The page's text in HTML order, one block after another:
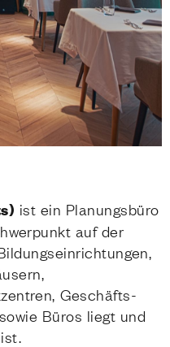
ist ein Planungsbüro
auf der
Geschäfts-
Büros liegt und